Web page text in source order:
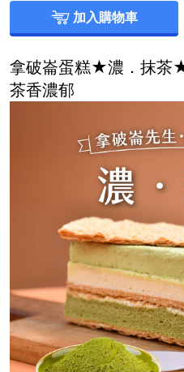
加入購物車
拿破崙蛋糕★濃．抹茶
茶香濃郁